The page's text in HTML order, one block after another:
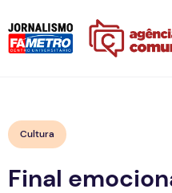
Cultura
Final